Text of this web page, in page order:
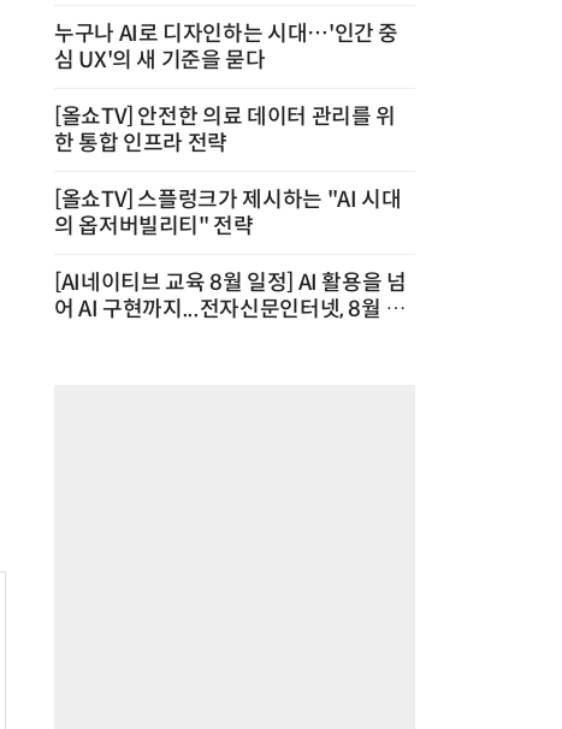
누구나 AI로 디자인하는 시대…'인간 중
심 UX'의 새 기준을 묻다
[올쇼TV] 안전한 의료 데이터 관리를 위
한 통합 인프라 전략
[올쇼TV] 스플렁크가 제시하는 "AI 시대
의 옵저버빌리티" 전략
[AI네이티브 교육 8월 일정] AI 활용을 넘
어 AI 구현까지...전자신문인터넷, 8월 실